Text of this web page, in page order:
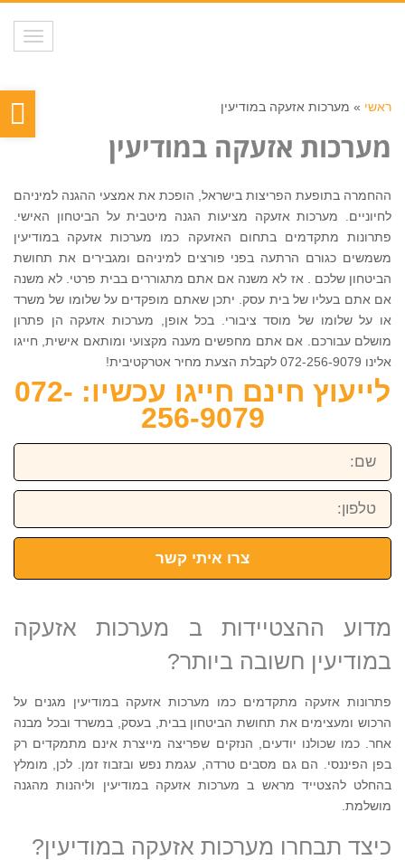
ראשי » מערכות אזעקה במודיעין
מערכות אזעקה במודיעין
ההחמרה בתופעת הפריצות בישראל, הופכת את אמצעי ההגנה למיניהם
לחיוניים. מערכות אזעקה מציעות הגנה מיטבית על הביטחון האישי.
פתרונות מתקדמים בתחום האזעקה כמו מערכות אזעקה במודיעין
משמשים כגורם הרתעה בפני פורצים למיניהם ומגבירים את תחושת
הביטחון שלכם . אז לא משנה אם אתם מתגוררים בבית פרטי. לא משנה
אם אתם בעליו של בית עסק. יתכן שאתם מופקדים על שלומו של משרד
או על שלומו של מוסד ציבורי. בכל אופן, מערכות אזעקה הן פתרון
מושלם עבורכם. אם אתם מחפשים מענה מקצועי ומותאם אישית, חייגו
אלינו 072-256-9079 לקבלת הצעת מחיר אטרקטיבית!
לייעוץ חינם חייגו עכשיו: 072-
256-9079
שם:
טלפון:
צרו איתי קשר
מדוע ההצטיידות ב מערכות אזעקה
במודיעין חשובה ביותר?
פתרונות אזעקה מתקדמים כמו מערכות אזעקה במודיעין מגנים על
הרכוש ומעצימים את תחושת הביטחון בבית, בעסק, במשרד ובכל מבנה
אחר. כמו שכולנו יודעים, הנזקים שפריצה מייצרת אינם מתמקדים רק
בפן הפיננסי. הם גם מסבים טרדה, עגמת נפש ובזבוז זמן. לכן, מומלץ
בהחלט להצטייד מראש ב מערכות אזעקה במודיעין וליהנות מהגנה
מושלמת.
כיצד תבחרו מערכות אזעקה במודיעין?